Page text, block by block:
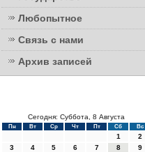
Любопытное
Связь с нами
Архив записей
Сегодня: Суббота, 8 Августа
Пн Вт Ср Чт Пт Сб Вс
1
2
3
4 5 6 7 8
9